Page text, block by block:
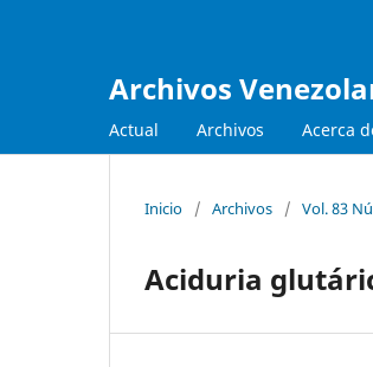
Archivos
Actual Archivos Acerca
Inicio / Archivos / Vol. 83
Aciduria